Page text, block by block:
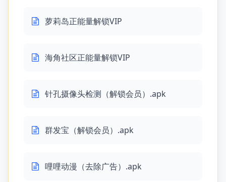
萝莉岛正能量解锁VIP
海角社区正能量解锁VIP
针孔摄像头检测（解锁会员）.apk
群发宝（解锁会员）.apk
哩哩动漫（去除广告）.apk